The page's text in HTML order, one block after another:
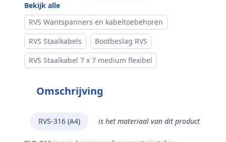
Bekijk alle
RVS Wantspanners en kabeltoebehoren
RVS Staalkabels
Bootbeslag RVS
RVS Staalkabel 7 x 7 medium flexibel
Omschrijving
RVS-316 (A4) is het materiaal van dit product